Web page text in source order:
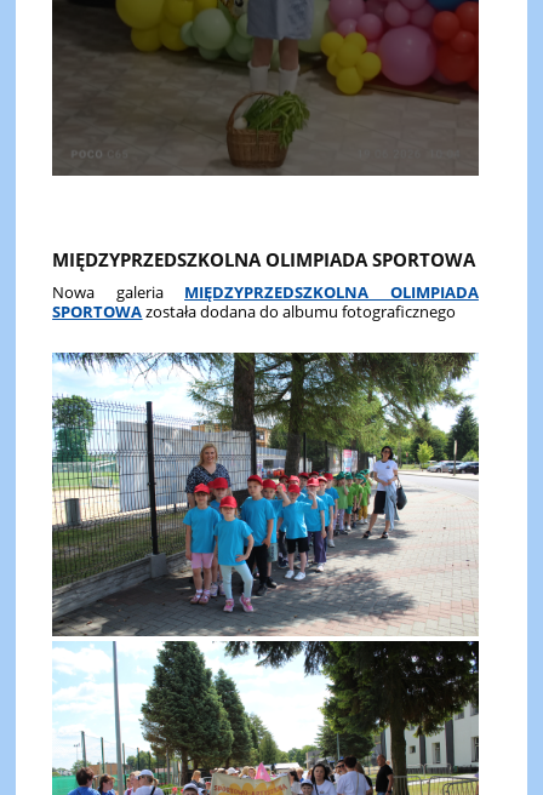
MIĘDZYPRZEDSZKOLNA OLIMPIADA SPORTOWA
Nowa galeria MIĘDZYPRZEDSZKOLNA OLIMPIADA
SPORTOWAzostała dodana do albumu fotograficznego